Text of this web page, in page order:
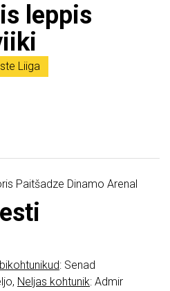
leppis
Liiga
Paitšadze Dinamo Arenal
: Senad
Neljas kohtunik: Admir